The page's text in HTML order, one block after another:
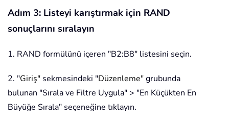
Adım 3: Listeyi karıştırmak için RAND
sonuçlarını sıralayın
1. RAND formülünü içeren "B2:B8" listesini seçin.
2. "Giriş" sekmesindeki "Düzenleme"grubunda
bulunan "Sırala ve Filtre Uygula" > "En Küçükten En
Büyüğe Sırala" seçeneğine tıklayın.